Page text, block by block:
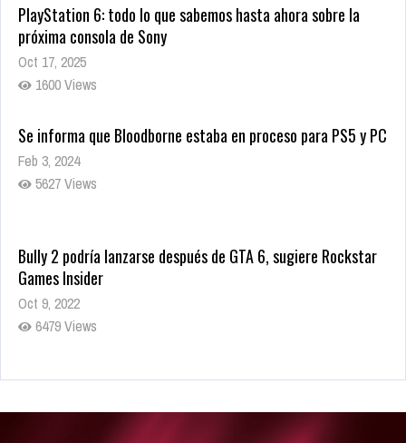
PlayStation 6: todo lo que sabemos hasta ahora sobre la
próxima consola de Sony
Oct 17, 2025
1600 Views
Se informa que Bloodborne estaba en proceso para PS5 y PC
Feb 3, 2024
5627 Views
Bully 2 podría lanzarse después de GTA 6, sugiere Rockstar
Games Insider
Oct 9, 2022
6479 Views
Rumor: Se filtran los primeros detalles de Resident Evil 9